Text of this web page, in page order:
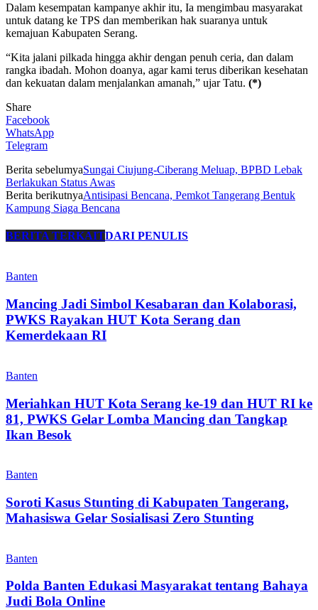
Dalam kesempatan kampanye akhir itu, Ia mengimbau masyarakat
untuk datang ke TPS dan memberikan hak suaranya untuk
kemajuan Kabupaten Serang.
“Kita jalani pilkada hingga akhir dengan penuh ceria, dan dalam
rangka ibadah. Mohon doanya, agar kami terus diberikan kesehatan
dan kekuatan dalam menjalankan amanah,” ujar Tatu. (*)
Share
Facebook
WhatsApp
Telegram
Berita sebelumyaSungai Ciujung-Ciberang Meluap, BPBD Lebak
Berlakukan Status Awas
Berita berikutnyaAntisipasi Bencana, Pemkot Tangerang Bentuk
Kampung Siaga Bencana
BERITA TERKAITDARI PENULIS
Banten
Mancing Jadi Simbol Kesabaran dan Kolaborasi,
PWKS Rayakan HUT Kota Serang dan
Kemerdekaan RI
Banten
Meriahkan HUT Kota Serang ke-19 dan HUT RI ke
81, PWKS Gelar Lomba Mancing dan Tangkap
Ikan Besok
Banten
Soroti Kasus Stunting di Kabupaten Tangerang,
Mahasiswa Gelar Sosialisasi Zero Stunting
Banten
Polda Banten Edukasi Masyarakat tentang Bahaya
Judi Bola Online